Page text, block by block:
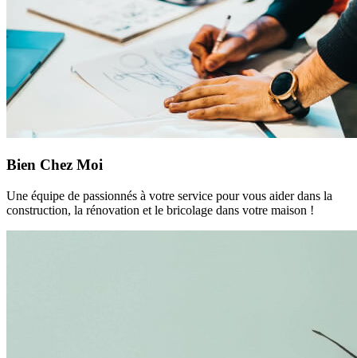
Bien Chez Moi
Une équipe de passionnés à votre service pour vous aider dans la
construction, la rénovation et le bricolage dans votre maison !